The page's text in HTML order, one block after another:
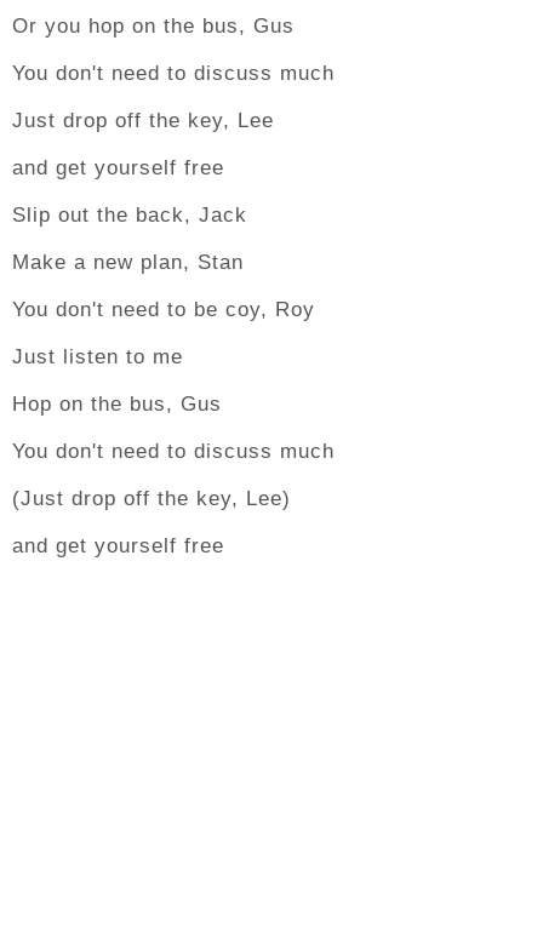
Or you hop on the bus, Gus
You don't need to discuss much
Just drop off the key, Lee
and get yourself free
Slip out the back, Jack
Make a new plan, Stan
You don't need to be coy, Roy
Just listen to me
Hop on the bus, Gus
You don't need to discuss much
(Just drop off the key, Lee)
and get yourself free